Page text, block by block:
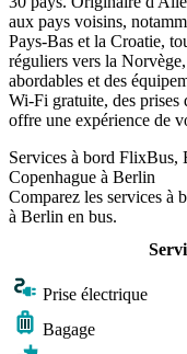
aux pays voisins,
Pays-Bas et la Croatie,
réguliers vers la
abordables et des
Wi-Fi gratuite, des prises
offre une expérience de
Services à bord FlixBus,
Copenhague à Berlin
Comparez les services à
à Berlin en bus.
Prise électrique
Bagage